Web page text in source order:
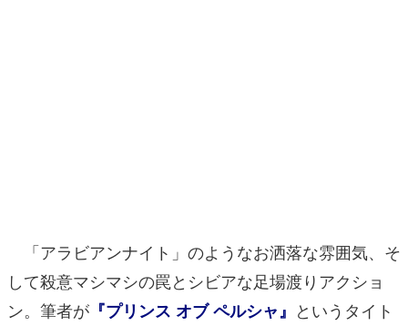
その他
電ファミニコゲーマーとは？
「アラビアンナイト」のようなお洒落な雰囲気、そ
して殺意マシマシの罠とシビアな足場渡りアクショ
ン。筆者が 『プリンス オブ ペルシャ』 というタイト